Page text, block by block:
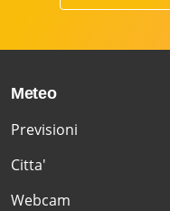
Meteo
Previsioni
Citta'
Webcam